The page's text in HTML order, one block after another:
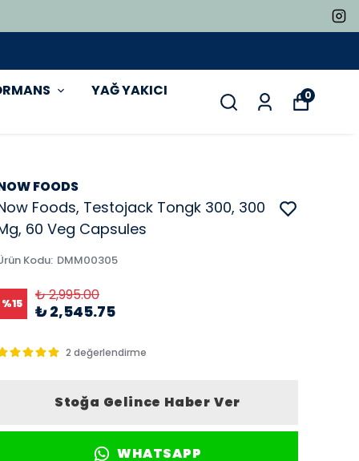
YAĞ YAKICI 0
FOODS
Foods, Testojack Tongk 300, 300
60 Veg Capsules
Kodu: DMM00305
%15 ₺ 2,995.00
₺ 2,545.75
2 değerlendirme
Stoğa Gelince Haber Ver
WHATSAPP